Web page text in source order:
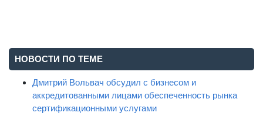
НОВОСТИ ПО ТЕМЕ
Дмитрий Вольвач обсудил с бизнесом и
аккредитованными лицами обеспеченность рынка
сертификационными услугами